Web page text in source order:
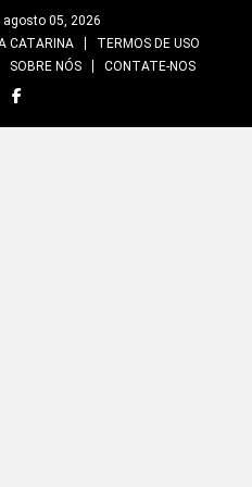
agosto 05, 2026
CATARINA
TERMOS DE USO
SOBRE NÓS CONTATE-NOS